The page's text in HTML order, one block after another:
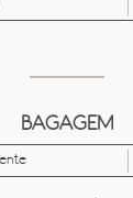
BAGAGEM